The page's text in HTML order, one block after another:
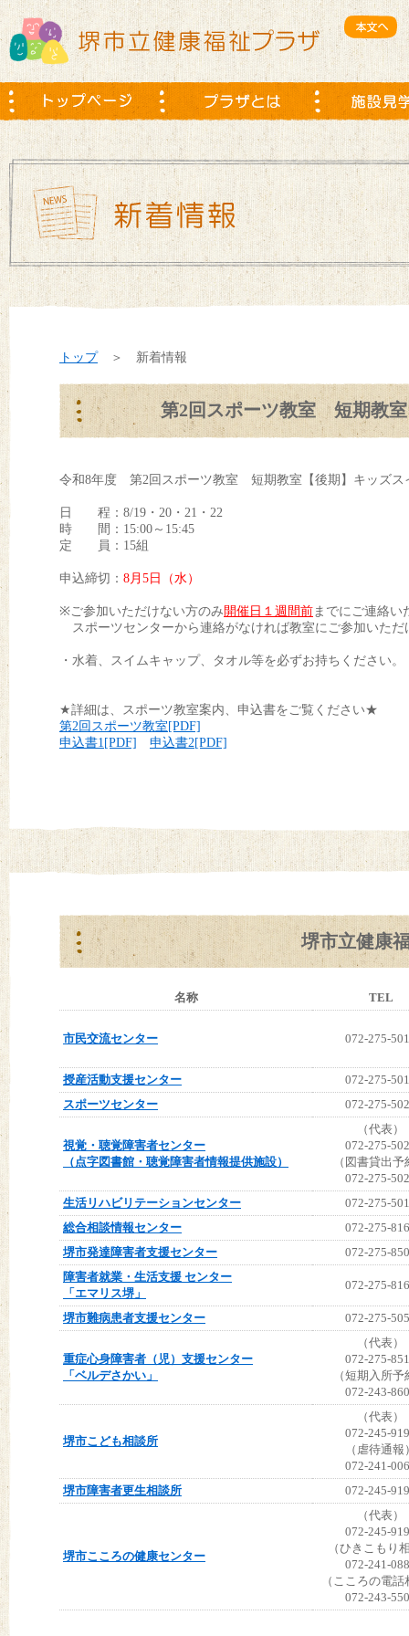
トップ＞ 新着情報
第2回スポーツ教室 短期教室
令和8年度 第2回スポーツ教室 短期教室【後期】キッズス
日 程：8/19・20・21・22
時 間：15:00～15:45
定 員：15組
申込締切： 8月5日（水）
※ご参加いただけない方のみ開催日１週間前までにご連絡い
スポーツセンターから連絡がなければ教室にご参加いただ
・水着、スイムキャップ、タオル等を必ずお持ちください。
★詳細は、スポーツ教室案内、申込書をご覧ください★
第2回スポーツ教室[PDF]
申込書1[PDF]
申込書2[PDF]
堺市立健康
名称 TEL
市民交流センター 072-275-
授産活動支援センター
072-275-
スポーツセンター
072-275-
視覚・聴覚障害者センター
（点字図書館・聴覚障害者情報提供施設）
（代表）
072-275-
（図書貸出予
072-275-
生活リハビリテーションセンター
072-275-
総合相談情報センター
072-275-
堺市発達障害者支援センター
072-275-
障害者就業・生活支援 センター
「エマリス堺」
072-275-
堺市難病患者支援センター 072-275-
重症心身障害者（児）支援センター
「ベルデさかい」
（代表）
072-275-
（短期入所予
072-243-
堺市こども相談所
（代表）
072-245-
（虐待通報
072-241-
堺市障害者更生相談所
072-245-
堺市こころの健康センター
（代表）
072-245-
（ひきこもり
072-241-
（こころの電
072-243-